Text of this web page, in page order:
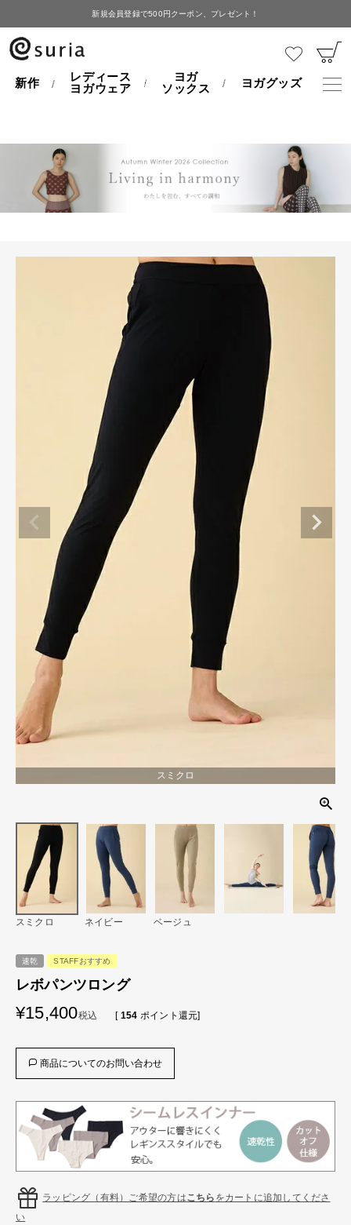
新規会員登録で500円クーポン、プレゼント！
新作
レディース
ヨガウェア
ヨガ
ソックス
ヨガグッズ
スミクロ
スミクロ ネイビー ベージュ
速乾 STAFFおすすめ
レボパンツロング
¥15,400税込 [ 154 ポイント還元]
商品についてのお問い合わせ
ラッピング（有料）ご希望の方はこちら をカートに追加してくださ
い